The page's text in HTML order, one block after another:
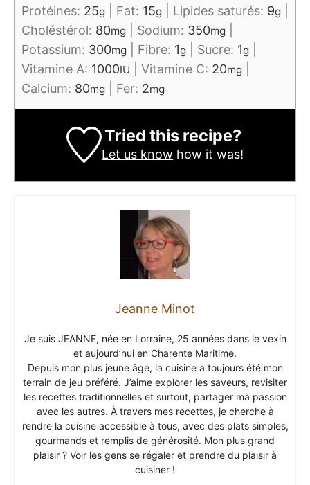
Protéines: 25g Fat: 15g Lipides saturés: 9g
Choléstérol: 80mg Sodium: 350mg
Potassium: 300mg Fibre: 1g Sucre: 1g
Vitamine A: 1000IU Vitamine C: 20mg
Calcium: 80mg Fer: 2mg
Tried this recipe?
Let us know how it was!
Jeanne Minot
Je suis JEANNE, née en Lorraine, 25 années dans le vexin
et aujourd’hui en Charente Maritime.
Depuis mon plus jeune âge, la cuisine a toujours été mon
terrain de jeu préféré. J’aime explorer les saveurs, revisiter
les recettes traditionnelles et surtout, partager ma passion
avec les autres. À travers mes recettes, je cherche à
rendre la cuisine accessible à tous, avec des plats simples,
gourmands et remplis de générosité. Mon plus grand
plaisir ? Voir les gens se régaler et prendre du plaisir à
cuisiner !